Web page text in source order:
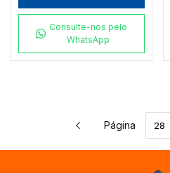
turret 1000x
Consulte-nos pelo
WhatsApp
Página